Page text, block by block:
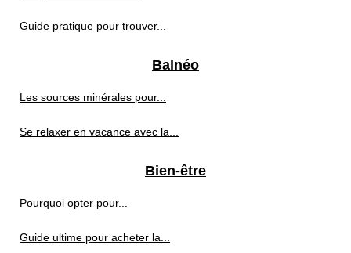
Guide pratique pour trouver...
Balnéo
Les sources minérales pour...
Se relaxer en vacance avec la...
Bien-être
Pourquoi opter pour...
Guide ultime pour acheter la...